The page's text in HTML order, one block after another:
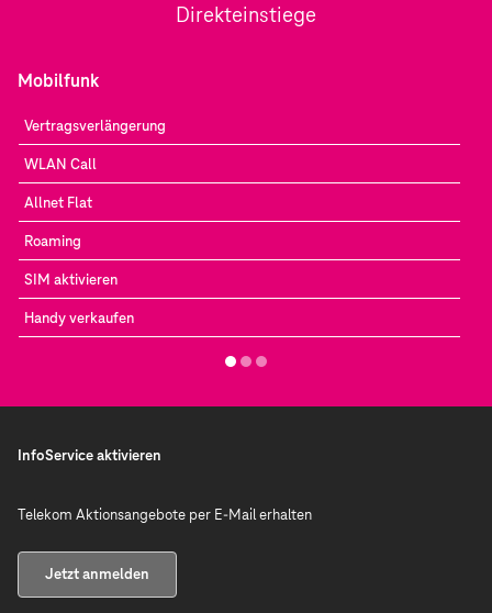
Direkteinstiege
Mobilfunk
Vertragsverlängerung
WLAN Call
Allnet Flat
Roaming
SIM aktivieren
Handy verkaufen
InfoService aktivieren
Telekom Aktionsangebote per E-Mail erhalten
Jetzt anmelden